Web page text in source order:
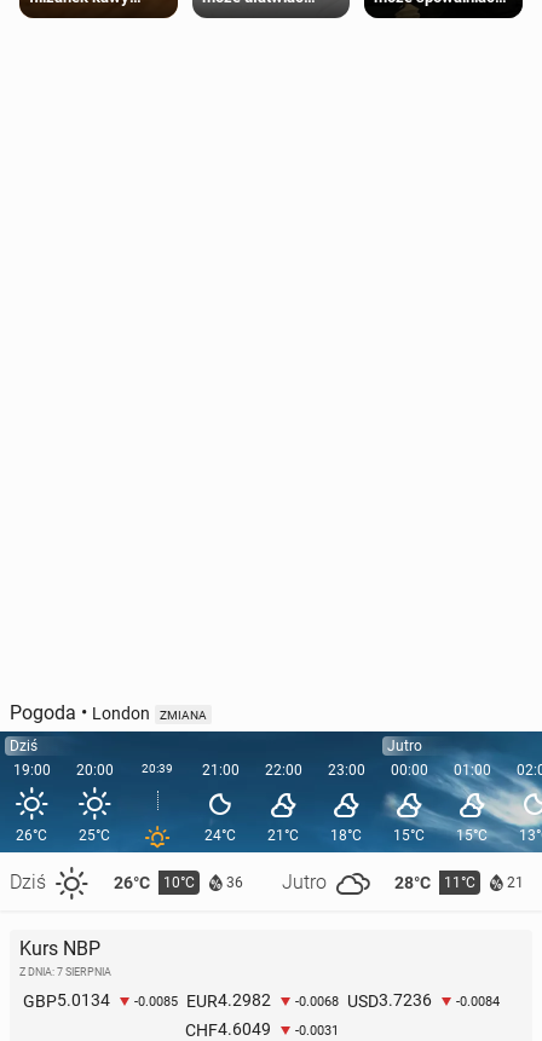
dziennie jest
trening siłowy
starzenie
Pogoda • London ZMIANA
Dziś
19:00
26°C
Dziś 26°C 10°C 36 Jutro 28°C 11°C 21
20:00
25°C
20:39 21:00
24°C
22:00
21°C
23:00
18°C
Jutro
00:00
15°C
01:00
15°C
Kurs NBP
Z DNIA: 7 SIERPNIA
GBP5.0134 -0.0085 EUR4.2982 -0.0068 USD3.7236 -0.0084
CHF4.6049 -0.0031